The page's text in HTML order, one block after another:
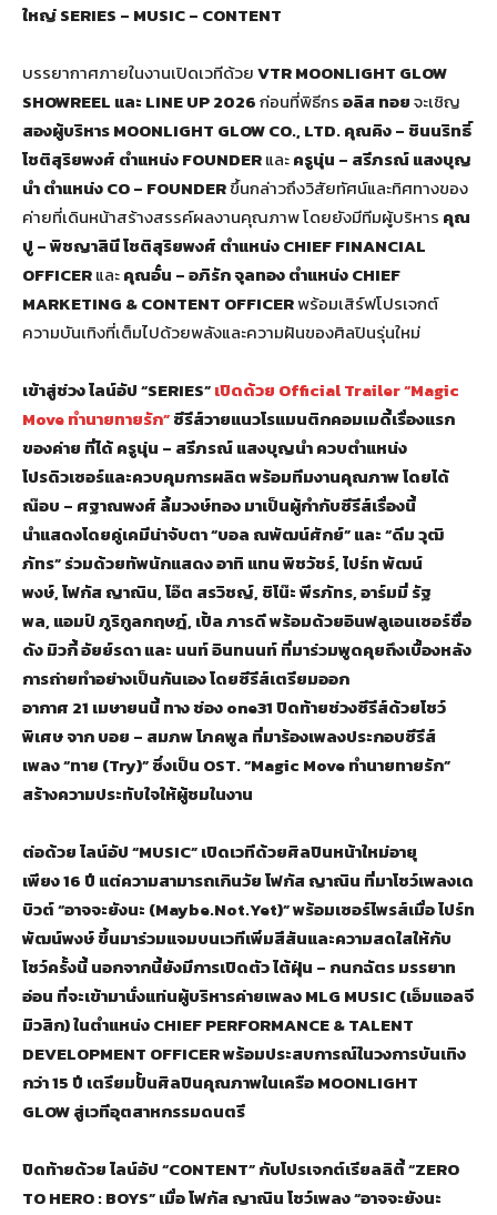
ใหญ่ SERIES – MUSIC – CONTENT
บรรยากาศภายในงานเปิดเวทีด้วยVTR MOONLIGHT GLOW
SHOWREEL และ LINE UP 2026ก่อนที่พิธีกรอลิส ทอยจะเชิญ
สองผู้บริหารMOONLIGHT GLOW CO., LTD.คุณคิง – ชินนริทธิ์
โชติสุริยพงศ์ ตำแหน่งFOUNDERและครูนุ่น – สรีภรณ์ แสงบุญ
นำตำแหน่งCO – FOUNDERขึ้นกล่าวถึงวิสัยทัศน์และทิศทางของ
ค่ายที่เดินหน้าสร้างสรรค์ผลงานคุณภาพ โดยยังมีทีมผู้บริหาร คุณ
ปู – พิชญาสินี โชติสุริยพงศ์ ตำแหน่งCHIEF FINANCIAL
OFFICERและคุณอั๋น – อภิรัก จุลทอง ตำแหน่งCHIEF
MARKETING & CONTENT OFFICERพร้อมเสิร์ฟโปรเจกต์
ความบันเทิงที่เต็มไปด้วยพลังและความฝันของศิลปินรุ่นใหม่
เข้าสู่ช่วง ไลน์อัป “SERIES”เปิดด้วย Official Trailer “Magic
Move ทำนายทายรัก”ซีรีส์วายแนวโรแมนติกคอมเมดี้เรื่องแรก
ของค่าย ที่ได้ ครูนุ่น – สรีภรณ์ แสงบุญนำ ควบตำแหน่ง
โปรดิวเซอร์และควบคุมการผลิต พร้อมทีมงานคุณภาพ โดยได้
ณ๊อบ – ศฐาณพงศ์ ลิ้มวงษ์ทอง มาเป็นผู้กำกับซีรีส์เรื่องนี้
นำแสดงโดยคู่เคมีน่าจับตา “บอล ณพัฒน์ศักย์” และ “ดีม วุฒิ
ภัทร” ร่วมด้วยทัพนักแสดง อาทิ แทน พิชวัชร์, ไปร์ท พัฒน์
พงษ์, โฟกัส ญาณิน, โอ๊ต สรวิชญ์, ชิโน๊ะ พีรภัทร, อาร์มมี่ รัฐ
พล, แอมป์ ภูริกูลกฤษฎ์, เปิ้ล ภารดี พร้อมด้วยอินฟลูเอนเซอร์ชื่อ
ดัง มิวกี้ อัยย์รดา และ นนท์ อินทนนท์ ที่มาร่วมพูดคุยถึงเบื้องหลัง
การถ่ายทำอย่างเป็นกันเอง โดยซีรีส์เตรียมออก
อากาศ 21 เมษายนนี้ ทาง ช่อง one31 ปิดท้ายช่วงซีรีส์ด้วยโชว์
พิเศษ จาก บอย – สมภพ โภคพูล ที่มาร้องเพลงประกอบซีรีส์
เพลง “ทาย (Try)” ซึ่งเป็น OST. “Magic Move ทำนายทายรัก”
สร้างความประทับใจให้ผู้ชมในงาน
ต่อด้วย ไลน์อัป “MUSIC” เปิดเวทีด้วยศิลปินหน้าใหม่อายุ
เพียง 16 ปี แต่ความสามารถเกินวัย โฟกัส ญาณิน ที่มาโชว์เพลงเด
บิวต์ “อาจจะยังนะ (Maybe.Not.Yet)” พร้อมเซอร์ไพรส์เมื่อ ไปร์ท
พัฒน์พงษ์ ขึ้นมาร่วมแจมบนเวทีเพิ่มสีสันและความสดใสให้กับ
โชว์ครั้งนี้ นอกจากนี้ยังมีการเปิดตัว ไต้ฝุ่น – กนกฉัตร มรรยาท
อ่อน ที่จะเข้ามานั่งแท่นผู้บริหารค่ายเพลง MLG MUSIC (เอ็มแอลจี
มิวสิก) ในตำแหน่ง CHIEF PERFORMANCE & TALENT
DEVELOPMENT OFFICER พร้อมประสบการณ์ในวงการบันเทิง
กว่า 15 ปี เตรียมปั้นศิลปินคุณภาพในเครือ MOONLIGHT
GLOW สู่เวทีอุตสาหกรรมดนตรี
ปิดท้ายด้วย ไลน์อัป “CONTENT” กับโปรเจกต์เรียลลิตี้ “ZERO
TO HERO : BOYS” เมื่อ โฟกัส ญาณิน โชว์เพลง “อาจจะยังนะ